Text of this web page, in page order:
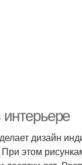
дизайн
При этом